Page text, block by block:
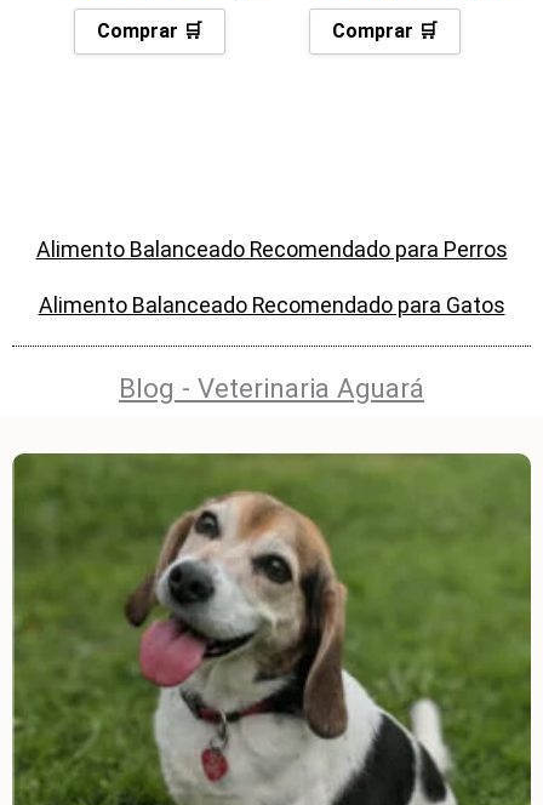
Comprar 🛒 Comprar 🛒
Alimento Balanceado Recomendado para Perros
Alimento Balanceado Recomendado para Gatos
Blog - Veterinaria Aguará